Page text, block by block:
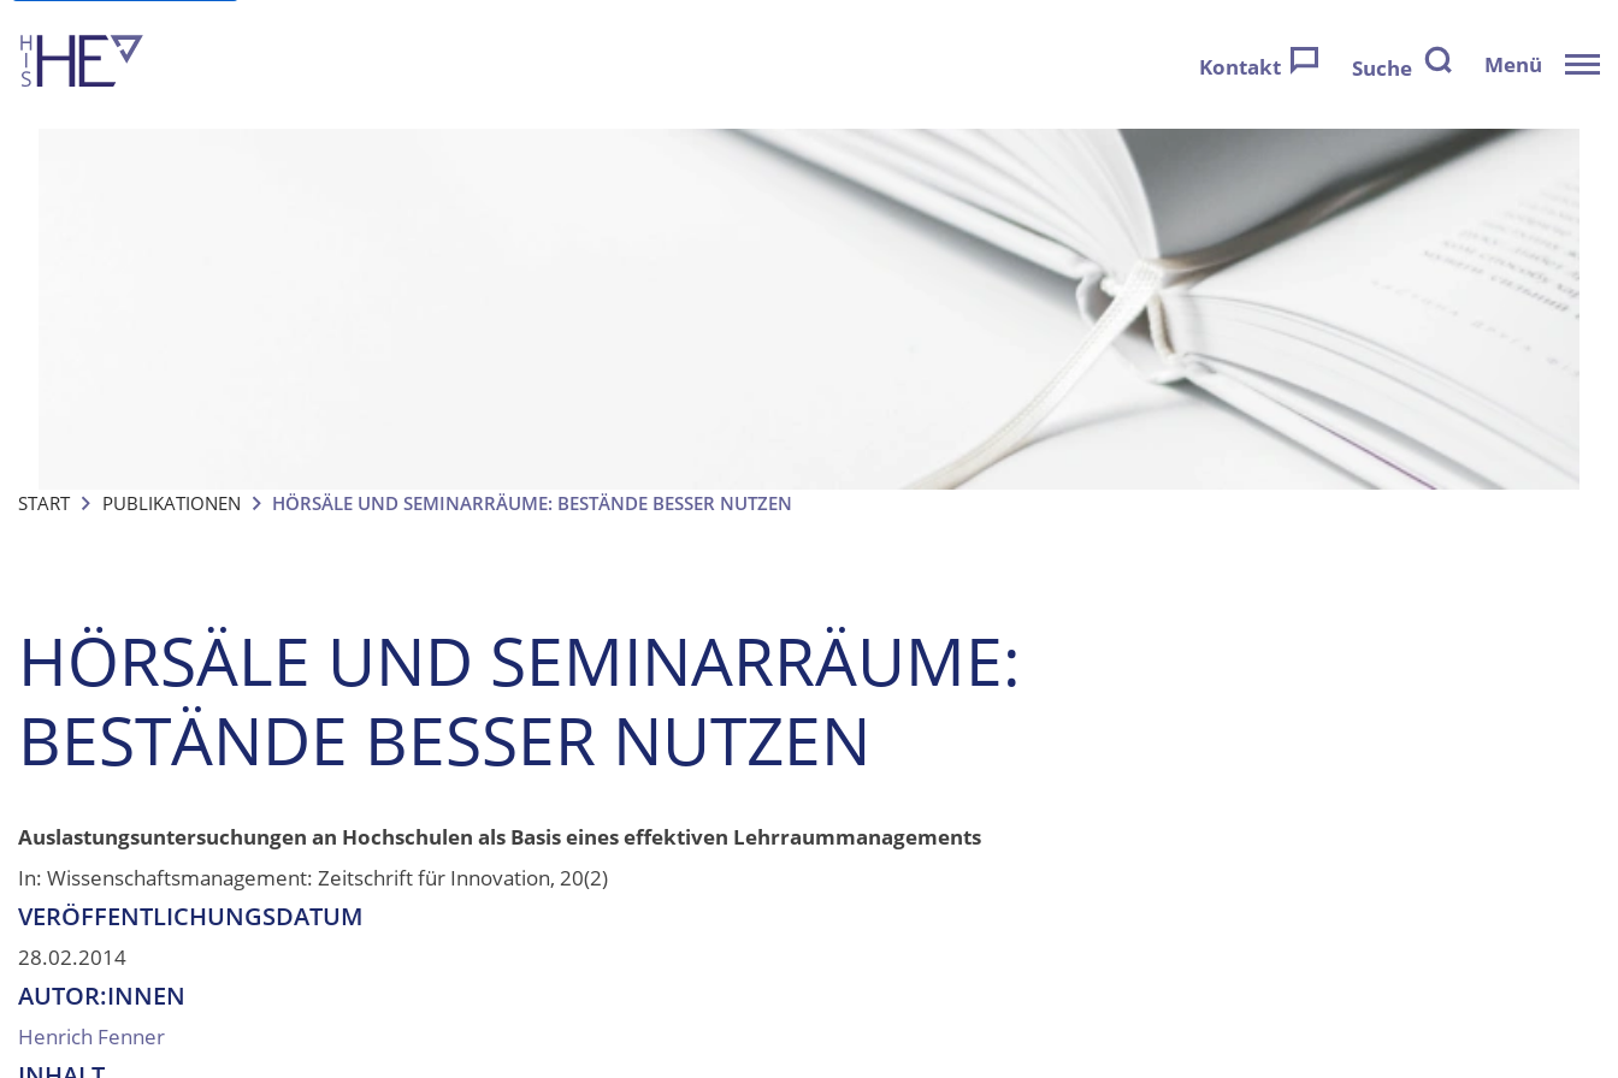
Kontakt Suche Menü
START PUBLIKATIONEN HÖRSÄLE UND SEMINARRÄUME: BESTÄNDE BESSER NUTZEN
HÖRSÄLE UND SEMINARRÄUME:
BESTÄNDE BESSER NUTZEN
Auslastungsuntersuchungen an Hochschulen als Basis eines effektiven Lehrraummanagements
In: Wissenschaftsmanagement: Zeitschrift für Innovation, 20(2)
VERÖFFENTLICHUNGSDATUM
28.02.2014
AUTOR:INNEN
Henrich Fenner